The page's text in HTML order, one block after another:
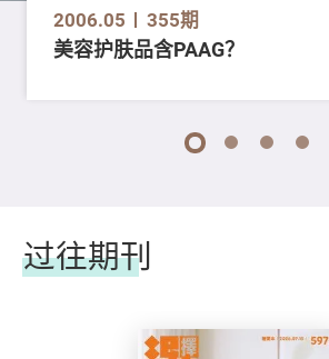
2006.05 355期
美容护肤品含PAAG？
1 2 3 4
过往期刊